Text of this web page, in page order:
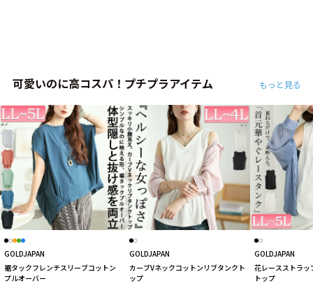
可愛いのに高コスパ！プチプラアイテム もっと見る
GOLDJAPAN
裾タックフレンチスリーブコットン
プルオーバー
GOLDJAPAN
カーブVネックコットンリブタンクト
ップ
GOLDJAPAN
花レースストラ
トップ